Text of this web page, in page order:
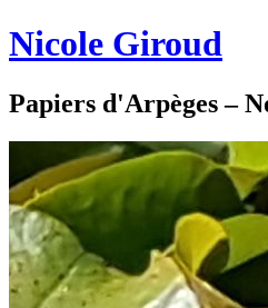
Nicole Giroud
Papiers d'Arpèges –